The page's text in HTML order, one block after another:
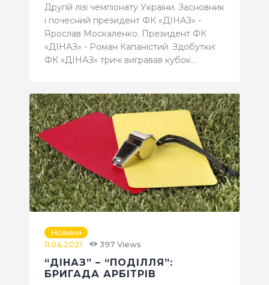
Другій лізі чемпіонату України. Засновник
і почесний президент ФК «ДІНАЗ» -
Ярослав Москаленко. Президент ФК
«ДІНАЗ» - Роман Капаністий. Здобутки:
ФК «ДІНАЗ» тричі вигравав кубок…
Новини
11.04.2021
397 Views
“ДІНАЗ” – “ПОДІЛЛЯ”:
БРИГАДА АРБІТРІВ